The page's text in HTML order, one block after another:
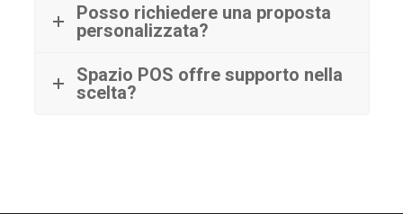
Posso richiedere una proposta
personalizzata?
Spazio POS offre supporto nella
scelta?